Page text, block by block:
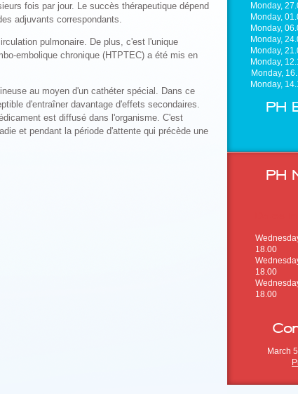
Monday,
Monday,
Monday,
Monday,
Monday,
Monday,
Monday,
Monday,
PH
PH
18.00
18.00
18.00
March
fois par jour. Le succès thérapeutique dépend
adjuvants correspondants.
pulmonaire. De plus, c'est l'unique
embolique chronique (HTPTEC) a été mis en
au moyen d'un cathéter spécial. Dans ce
d'entraîner davantage d'effets secondaires.
est diffusé dans l'organisme. C'est
et pendant la période d'attente qui précède une